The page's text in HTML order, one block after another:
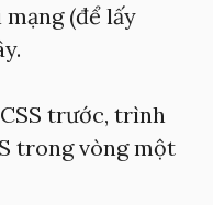
(để lấy
trước, trình
trong vòng một